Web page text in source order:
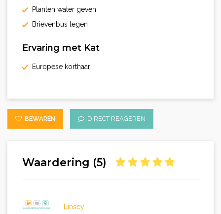
Planten water geven
Brievenbus legen
Ervaring met Kat
Europese korthaar
BEWAREN DIRECT REAGEREN
Waardering (5)
Linsey